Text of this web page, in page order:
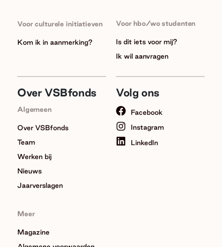
Voor culturele initiatieven
Kom ik in aanmerking?
Voor hbo/wo studenten
Is dit iets voor mij?
Ik wil aanvragen
Over VSBfonds
Algemeen
Over VSBfonds
Team
Werken bij
Nieuws
Jaarverslagen
Meer
Magazine
Volg ons
Facebook
Instagram
LinkedIn